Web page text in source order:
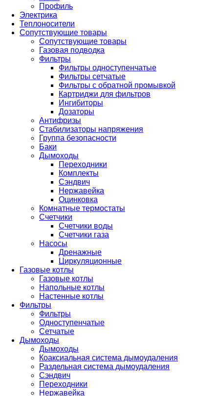
Профиль
Электрика
Теплоносители
Сопутствующие товары
Сопутствующие товары
Газовая подводка
Фильтры
Фильтры одноступенчатые
Фильтры сетчатые
Фильтры с обратной промывкой
Картриджи для фильтров
Ингибиторы
Дозаторы
Антифризы
Стабилизаторы напряжения
Группа безопасности
Баки
Дымоходы
Переходники
Комплекты
Сэндвич
Нержавейка
Оцинковка
Комнатные термостаты
Счетчики
Счетчики воды
Счетчики газа
Насосы
Дренажные
Циркуляционные
Газовые котлы
Газовые котлы
Напольные котлы
Настенные котлы
Фильтры
Фильтры
Одноступенчатые
Сетчатые
Дымоходы
Дымоходы
Коаксиальная система дымоудаления
Раздельная система дымоудаления
Сэндвич
Переходники
Нержавейка